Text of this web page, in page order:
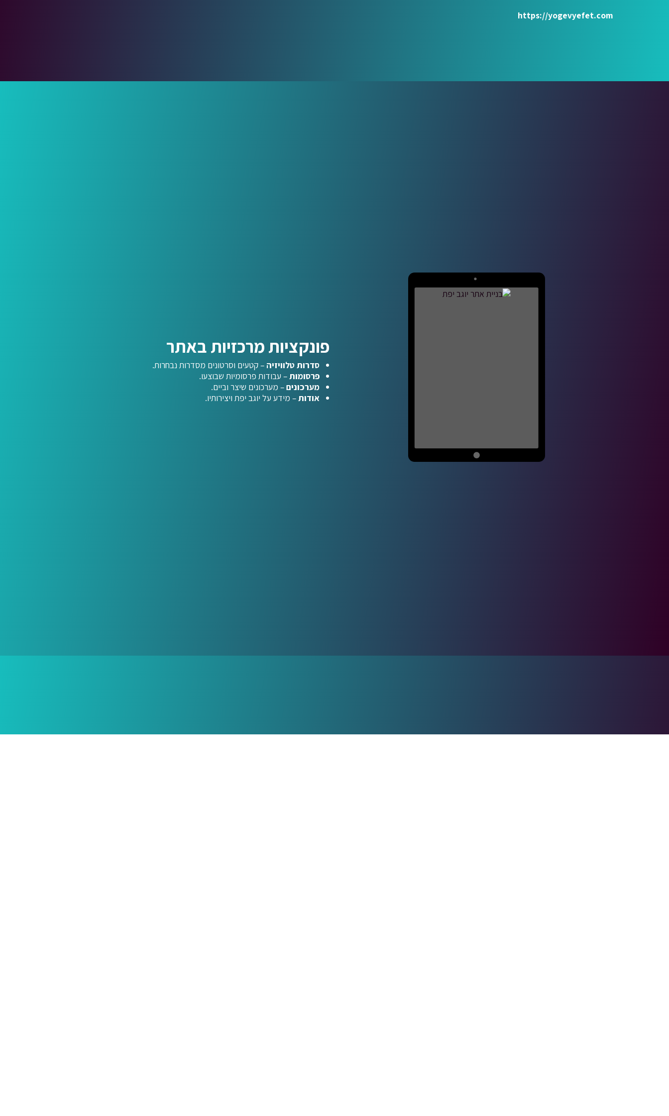
https://yogevyefet.com
פונקציות מרכזיות באתר
סדרות טלוויזיה – קטעים וסרטונים מסדרות נבחרות.
פרסומות– עבודות פרסומיות שבוצעו.
מערכונים– מערכונים שיצר וביים.
אודות– מידע על יוגב יפת ויצירותיו.